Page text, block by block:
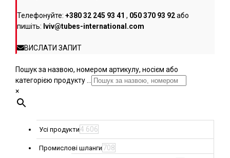
Телефонуйте: +380 32 245 93 41 , 050 370 93 92або
пишіть: lviv@tubes-international.com
ВИСЛАТИ ЗАПИТ
Пошук за назвою, номером артикулу, носієм або
категорією продукту ...
×
Усі продукти4 606
Промислові шланги 708